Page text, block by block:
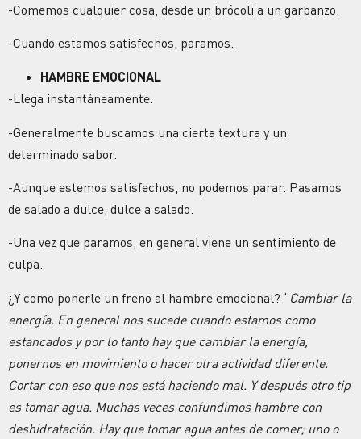
-Comemos cualquier cosa, desde un brócoli a un garbanzo.
-Cuando estamos satisfechos, paramos.
HAMBRE EMOCIONAL
-Llega instantáneamente.
-Generalmente buscamos una cierta textura y un
determinado sabor.
-Aunque estemos satisfechos, no podemos parar. Pasamos
de salado a dulce, dulce a salado.
-Una vez que paramos, en general viene un sentimiento de
culpa.
¿Y como ponerle un freno al hambre emocional? “Cambiar la
energía. En general nos sucede cuando estamos como
estancados y por lo tanto hay que cambiar la energía,
ponernos en movimiento o hacer otra actividad diferente.
Cortar con eso que nos está haciendo mal. Y después otro tip
es tomar agua. Muchas veces confundimos hambre con
deshidratación. Hay que tomar agua antes de comer; uno o